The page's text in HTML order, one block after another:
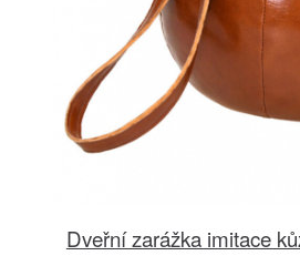
Dveřní zarážka imitace